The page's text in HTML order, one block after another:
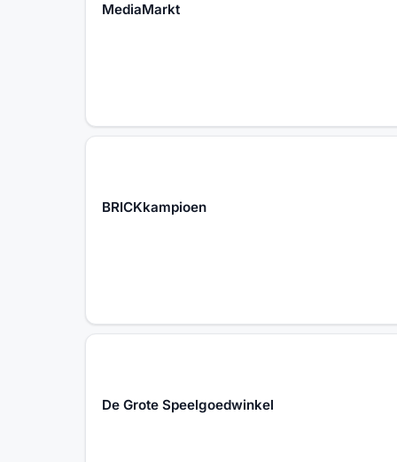
MediaMarkt
BRICKkampioen
De Grote Speelgoedwinkel